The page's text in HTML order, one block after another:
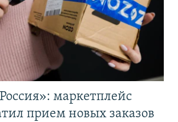
маркетплейс
прием новых заказов